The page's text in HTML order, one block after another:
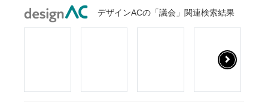
デザインACの「議会」関連検索結果